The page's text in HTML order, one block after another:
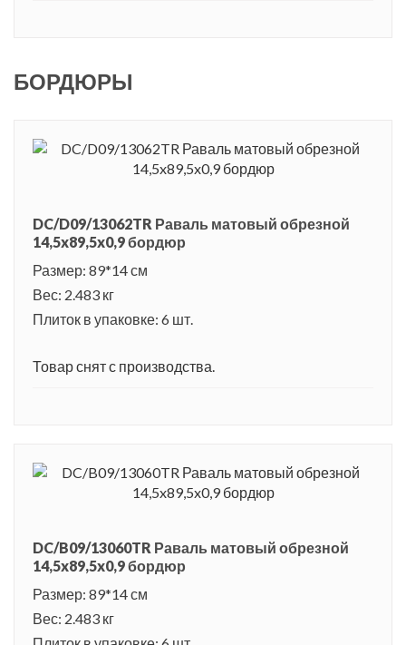
БОРДЮРЫ
DC/D09/13062TR Раваль матовый обрезной
14,5x89,5x0,9 бордюр
Размер: 89*14 см
Вес: 2.483 кг
Плиток в упаковке: 6 шт.
Товар снят с производства.
DC/B09/13060TR Раваль матовый обрезной
14,5x89,5x0,9 бордюр
Размер: 89*14 см
Вес: 2.483 кг